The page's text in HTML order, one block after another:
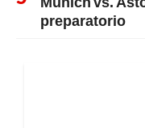
preparatorio